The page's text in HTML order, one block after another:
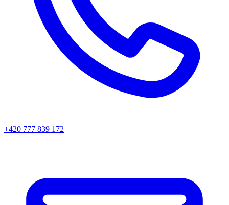
+420 777 839 172